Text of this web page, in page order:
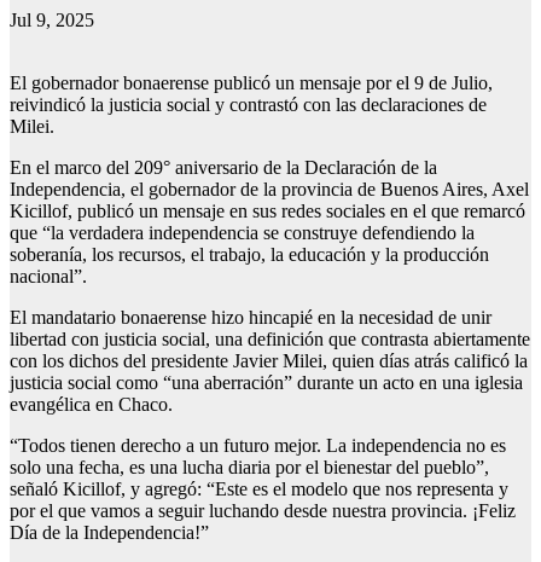
Jul 9, 2025
El gobernador bonaerense publicó un mensaje por el 9 de Julio,
reivindicó la justicia social y contrastó con las declaraciones de
Milei.
En el marco del 209° aniversario de la Declaración de la
Independencia, el gobernador de la provincia de Buenos Aires, Axel
Kicillof, publicó un mensaje en sus redes sociales en el que remarcó
que “la verdadera independencia se construye defendiendo la
soberanía, los recursos, el trabajo, la educación y la producción
nacional”.
El mandatario bonaerense hizo hincapié en la necesidad de unir
libertad con justicia social, una definición que contrasta abiertamente
con los dichos del presidente Javier Milei, quien días atrás calificó la
justicia social como “una aberración” durante un acto en una iglesia
evangélica en Chaco.
“Todos tienen derecho a un futuro mejor. La independencia no es
solo una fecha, es una lucha diaria por el bienestar del pueblo”,
señaló Kicillof, y agregó: “Este es el modelo que nos representa y
por el que vamos a seguir luchando desde nuestra provincia. ¡Feliz
Día de la Independencia!”